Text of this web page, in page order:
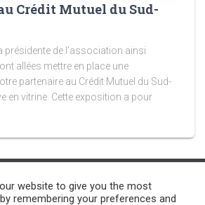
Crédit Mutuel du Sud-
présidente de l’association ainsi
allées mettre en place une
partenaire au Crédit Mutuel du Sud-
en vitrine. Cette exposition a pour
SURDITÉ PROJETS-SOLIDARITÉ
website to give you the most
remembering your preferences and